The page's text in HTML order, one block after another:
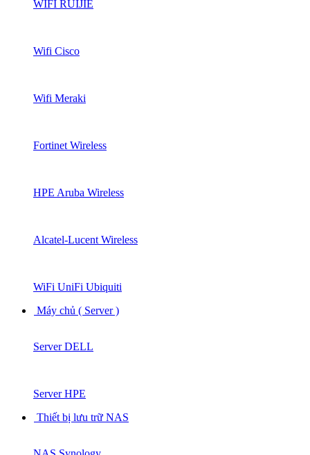
WIFI RUIJIE
Wifi Cisco
Wifi Meraki
Fortinet Wireless
HPE Aruba Wireless
Alcatel-Lucent Wireless
WiFi UniFi Ubiquiti
Máy chủ ( Server )
Server DELL
Server HPE
Thiết bị lưu trữ NAS